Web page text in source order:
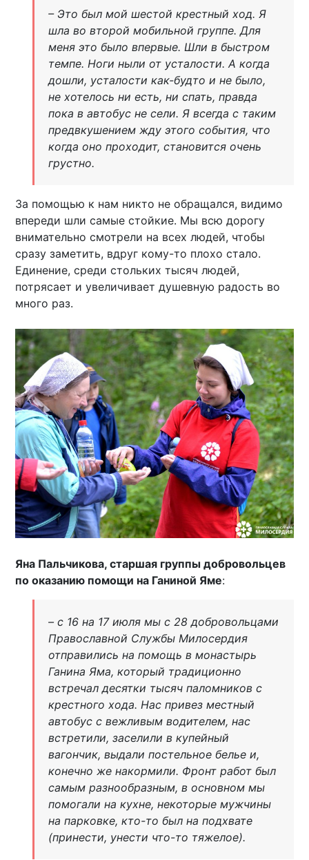
– Это был мой шестой крестный ход. Я
шла во второй мобильной группе. Для
меня это было впервые. Шли в быстром
темпе. Ноги ныли от усталости. А когда
дошли, усталости как-будто и не было,
не хотелось ни есть, ни спать, правда
пока в автобус не сели. Я всегда с таким
предвкушением жду этого события, что
когда оно проходит, становится очень
грустно.
За помощью к нам никто не обращался, видимо
впереди шли самые стойкие. Мы всю дорогу
внимательно смотрели на всех людей, чтобы
сразу заметить, вдруг кому-то плохо стало.
Единение, среди стольких тысяч людей,
потрясает и увеличивает душевную радость во
много раз.
Яна Пальчикова, старшая группы добровольцев
по оказанию помощи на Ганиной Яме:
– с 16 на 17 июля мы с 28 добровольцами
Православной Службы Милосердия
отправились на помощь в монастырь
Ганина Яма, который традиционно
встречал десятки тысяч паломников с
крестного хода. Нас привез местный
автобус с вежливым водителем, нас
встретили, заселили в купейный
вагончик, выдали постельное белье и,
конечно же накормили. Фронт работ был
самым разнообразным, в основном мы
помогали на кухне, некоторые мужчины
на парковке, кто-то был на подхвате
(принести, унести что-то тяжелое).